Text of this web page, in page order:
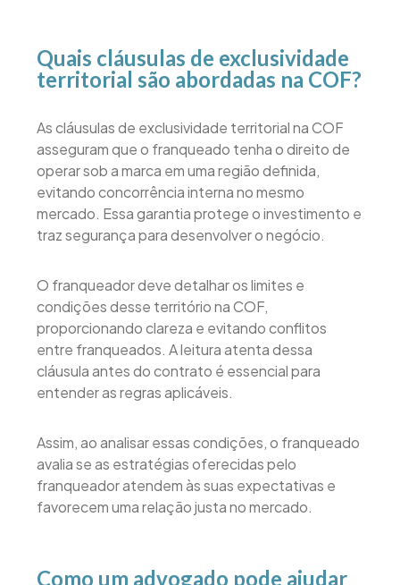
Quais cláusulas de exclusividade
territorial são abordadas na COF?
As cláusulas de exclusividade territorial na COF
asseguram que o franqueado tenha o direito de
operar sob a marca em uma região definida,
evitando concorrência interna no mesmo
mercado. Essa garantia protege o investimento e
traz segurança para desenvolver o negócio.
O franqueador deve detalhar os limites e
condições desse território na COF,
proporcionando clareza e evitando conflitos
entre franqueados. A leitura atenta dessa
cláusula antes do contrato é essencial para
entender as regras aplicáveis.
Assim, ao analisar essas condições, o franqueado
avalia se as estratégias oferecidas pelo
franqueador atendem às suas expectativas e
favorecem uma relação justa no mercado.
Como um advogado pode ajudar